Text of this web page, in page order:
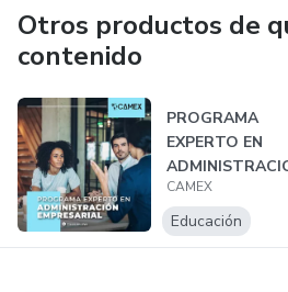
Latinoamérica.
Otros productos de
contenido
PROGRAMA
EXPERTO EN
DE EMPRESAS
CAMEX
Educación